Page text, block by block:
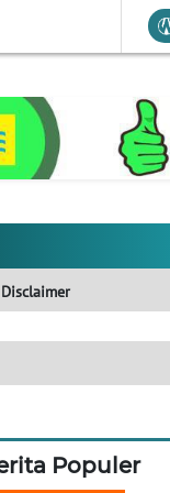
Disclaimer
Populer